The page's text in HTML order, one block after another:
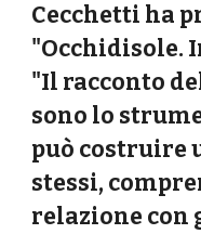
Cecchetti ha
"Occhidisole.
"Il racconto
sono lo
può costruire
stessi,
relazione